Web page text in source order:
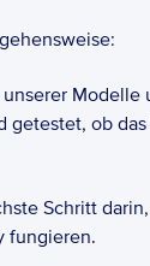
Modelle
ob
Schritt
fungieren.